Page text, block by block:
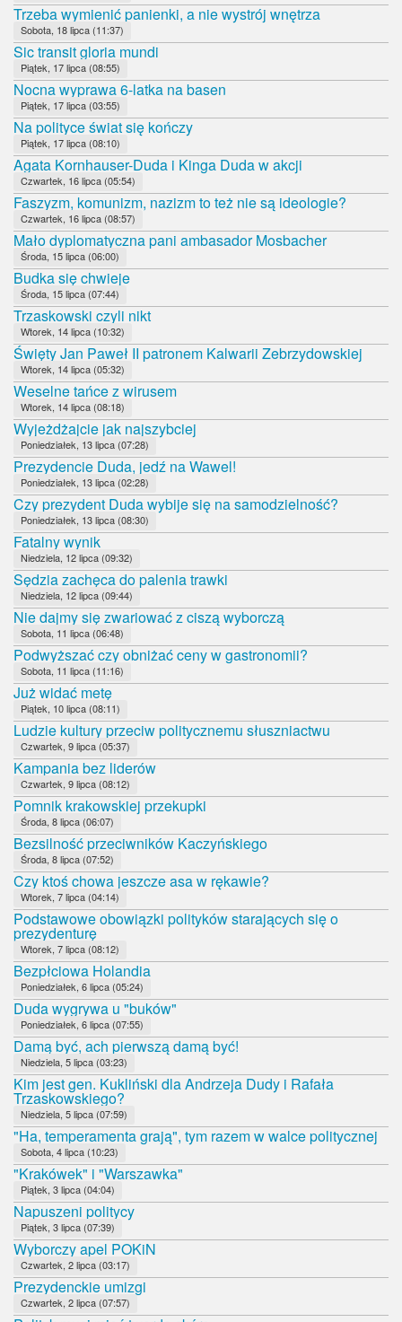
Trzeba wymienić panienki, a nie wystrój wnętrza
Sobota, 18 lipca (11:37)
Sic transit gloria mundi
Piątek, 17 lipca (08:55)
Nocna wyprawa 6-latka na basen
Piątek, 17 lipca (03:55)
Na polityce świat się kończy
Piątek, 17 lipca (08:10)
Agata Kornhauser-Duda i Kinga Duda w akcji
Czwartek, 16 lipca (05:54)
Faszyzm, komunizm, nazizm to też nie są ideologie?
Czwartek, 16 lipca (08:57)
Mało dyplomatyczna pani ambasador Mosbacher
Środa, 15 lipca (06:00)
Budka się chwieje
Środa, 15 lipca (07:44)
Trzaskowski czyli nikt
Wtorek, 14 lipca (10:32)
Święty Jan Paweł II patronem Kalwarii Zebrzydowskiej
Wtorek, 14 lipca (05:32)
Weselne tańce z wirusem
Wtorek, 14 lipca (08:18)
Wyjeżdżajcie jak najszybciej
Poniedziałek, 13 lipca (07:28)
Prezydencie Duda, jedź na Wawel!
Poniedziałek, 13 lipca (02:28)
Czy prezydent Duda wybije się na samodzielność?
Poniedziałek, 13 lipca (08:30)
Fatalny wynik
Niedziela, 12 lipca (09:32)
Sędzia zachęca do palenia trawki
Niedziela, 12 lipca (09:44)
Nie dajmy się zwariować z ciszą wyborczą
Sobota, 11 lipca (06:48)
Podwyższać czy obniżać ceny w gastronomii?
Sobota, 11 lipca (11:16)
Już widać metę
Piątek, 10 lipca (08:11)
Ludzie kultury przeciw politycznemu słuszniactwu
Czwartek, 9 lipca (05:37)
Kampania bez liderów
Czwartek, 9 lipca (08:12)
Pomnik krakowskiej przekupki
Środa, 8 lipca (06:07)
Bezsilność przeciwników Kaczyńskiego
Środa, 8 lipca (07:52)
Czy ktoś chowa jeszcze asa w rękawie?
Wtorek, 7 lipca (04:14)
Podstawowe obowiązki polityków starających się o
prezydenturę
Wtorek, 7 lipca (08:12)
Bezpłciowa Holandia
Poniedziałek, 6 lipca (05:24)
Duda wygrywa u "buków"
Poniedziałek, 6 lipca (07:55)
Damą być, ach pierwszą damą być!
Niedziela, 5 lipca (03:23)
Kim jest gen. Kukliński dla Andrzeja Dudy i Rafała
Trzaskowskiego?
Niedziela, 5 lipca (07:59)
"Ha, temperamenta grają", tym razem w walce politycznej
Sobota, 4 lipca (10:23)
"Krakówek" i "Warszawka"
Piątek, 3 lipca (04:04)
Napuszeni politycy
Piątek, 3 lipca (07:39)
Wyborczy apel POKiN
Czwartek, 2 lipca (03:17)
Prezydenckie umizgi
Czwartek, 2 lipca (07:57)